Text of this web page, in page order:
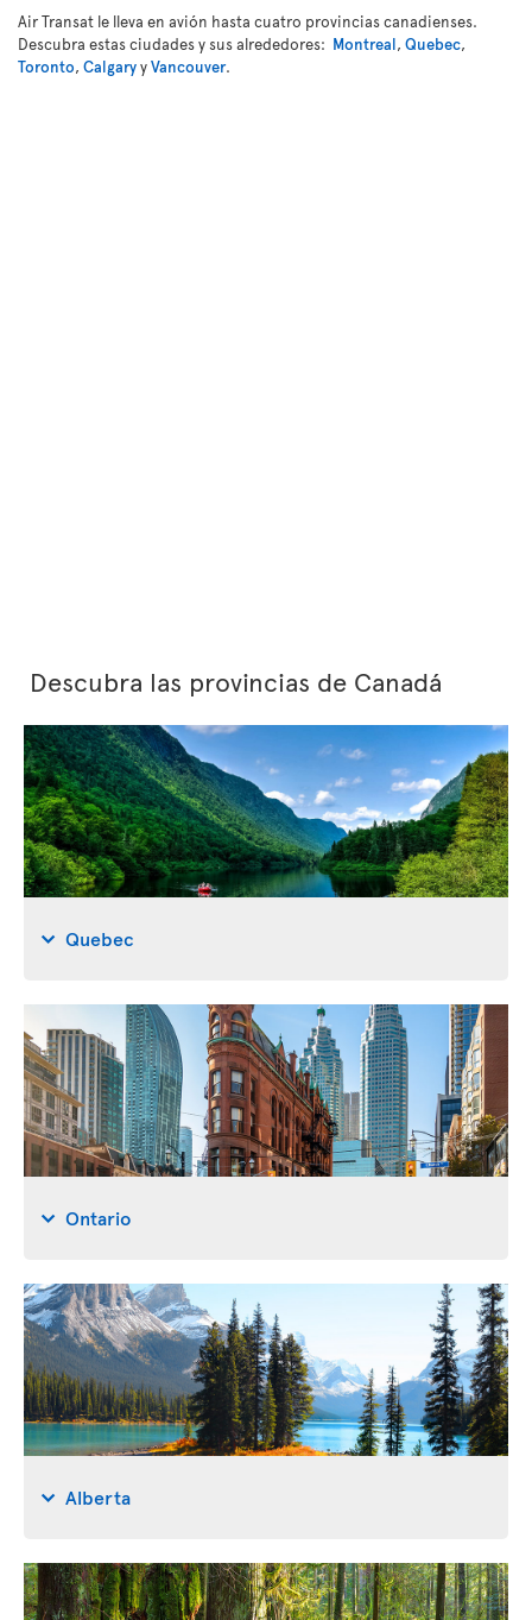
Air Transat le lleva en avión hasta cuatro provincias canadienses.
Descubra estas ciudades y sus alrededores: Montreal, Quebec,
Toronto, CalgaryyVancouver.
Descubra las provincias de Canadá
Quebec
Ontario
Alberta